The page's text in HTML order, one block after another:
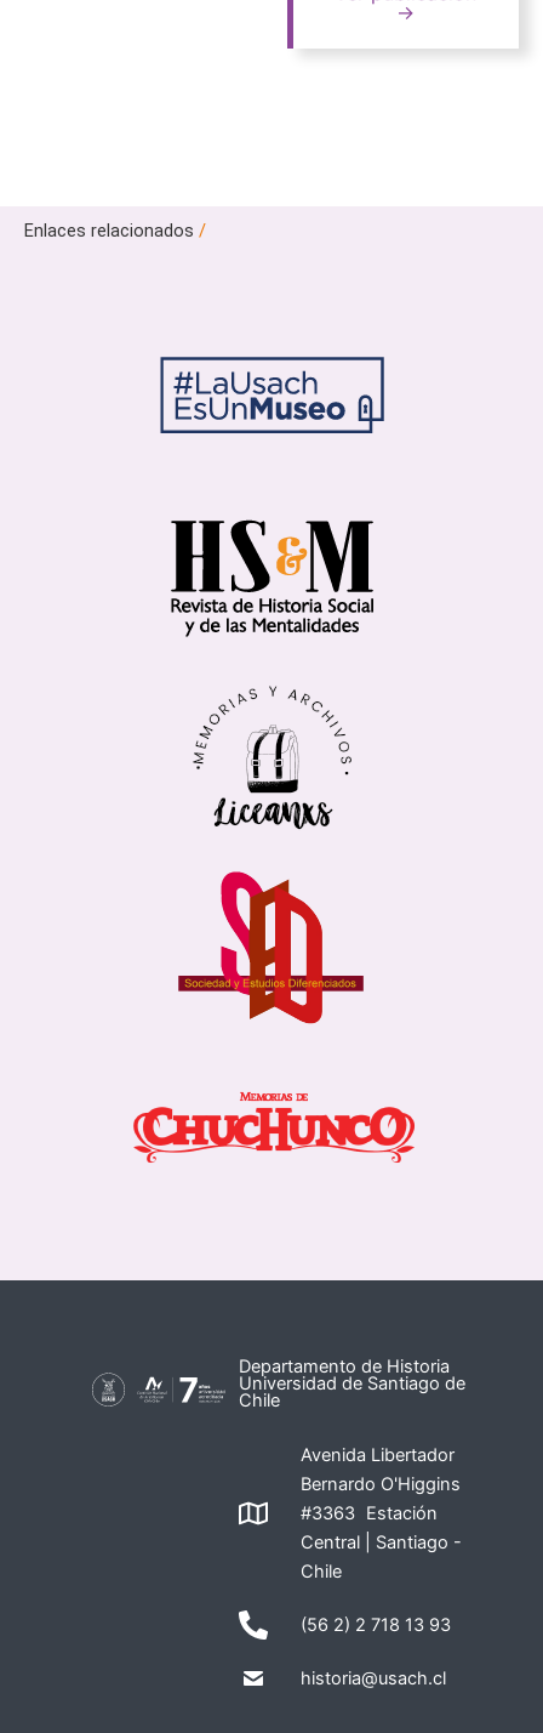
→
Enlaces relacionados /
Departamento de Historia
Universidad de Santiago de
Chile
Avenida Libertador
Bernardo O'Higgins
#3363 Estación
Central | Santiago -
Chile
(56 2) 2 718 13 93
historia@usach.cl